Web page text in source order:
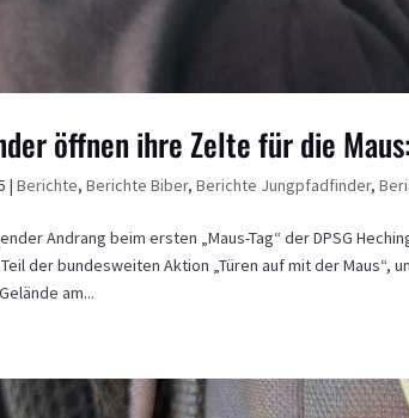
öffnen ihre Zelte für die
|Berichte,Berichte Biber,Berichte Jungpfadfinder,
Andrang beim ersten „Maus-Tag“ der DPSG
der bundesweiten Aktion „Türen auf mit der
am...